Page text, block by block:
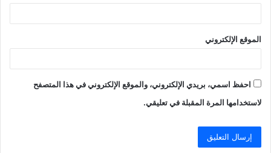
الموقع الإلكتروني
احفظ اسمي، بريدي الإلكتروني، والموقع الإلكتروني في هذا المتصفح
لاستخدامها المرة المقبلة في تعليقي.